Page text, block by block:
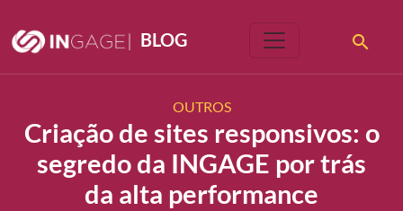
| BLOG
OUTROS
Criação de sites responsivos: o
segredo da INGAGE por trás
da alta performance